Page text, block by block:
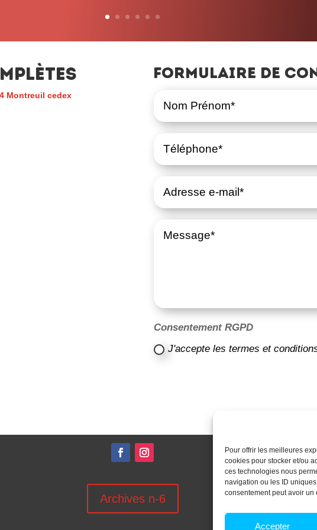
Pour offrir les meilleures
cookies pour stocker et/ou
ces technologies nous
navigation ou les ID
consentement peut avoir un
Accepter
Montreuil cedex
Formulaire de
Consentement RGPD
J'accepte les termes et
Archives n-6